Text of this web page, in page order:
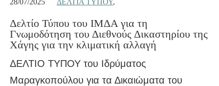
28/07/2025 ΔΕΛΤΊΑ ΤΎΠΟΥ,
Δελτίο Τύπου του ΙΜΔΑ για τη
Γνωμοδότηση του Διεθνούς Δικαστηρίου της
Χάγης για την κλιματική αλλαγή
ΔΕΛΤΙΟ ΤΥΠΟΥ του Ιδρύματος
Μαραγκοπούλου για τα Δικαιώματα του